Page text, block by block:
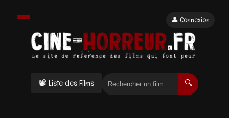
📽 Liste des Films 🔍
👤 Connexion